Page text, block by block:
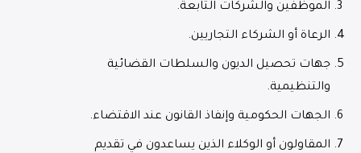
الموظفين والشركات التابعة.
الرعاة أو الشركاء التجاريين.
جهات تحصيل الديون والسلطات القضائية
والتنظيمية.
الجهات الحكومية وإنفاذ القانون عند الاقتضاء.
المقاولون أو الوكلاء الذين يساعدون في تقديم